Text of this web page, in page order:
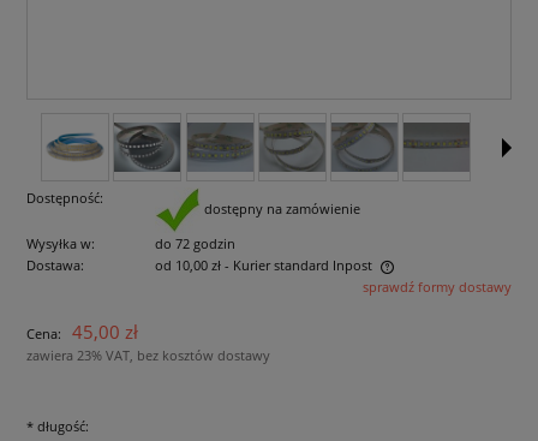
Dostępność:
dostępny na zamówienie
Wysyłka w:
do 72 godzin
Dostawa:
od 10,00 zł - Kurier standard Inpost
Cena nie zawiera ewentualnych kosztów płatnościsprawdź formy dostawy
Cena: 45,00 zł
zawiera 23% VAT, bez kosztów dostawy
* długość: